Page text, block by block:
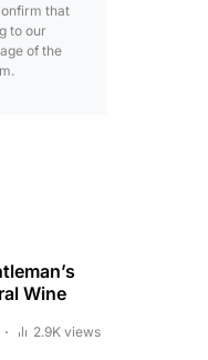
that
to our
of the
Wine
2.9K views